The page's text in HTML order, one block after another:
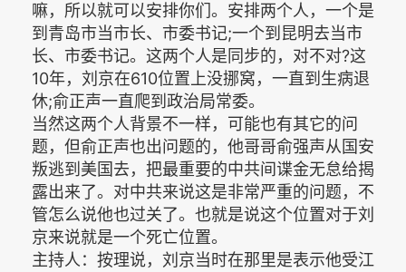
嘛，所以就可以安排你们。安排两个人，一个是
到青岛市当市长、市委书记;一个到昆明去当市
长、市委书记。这两个人是同步的，对不对?这
10年，刘京在610位置上没挪窝，一直到生病退
休;俞正声一直爬到政治局常委。
当然这两个人背景不一样，可能也有其它的问
题，但俞正声也出问题的，他哥哥俞强声从国安
叛逃到美国去，把最重要的中共间谍金无怠给揭
露出来了。对中共来说这是非常严重的问题，不
管怎么说他也过关了。也就是说这个位置对于刘
京来说就是一个死亡位置。
主持人：按理说，刘京当时在那里是表示他受江